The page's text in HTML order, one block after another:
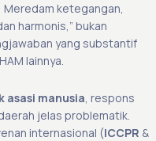
Meredam ketegangan,
harmonis,” bukan
yang substantif
lainnya.
asasi manusia , respons
jelas problematik.
internasional (ICCPR &